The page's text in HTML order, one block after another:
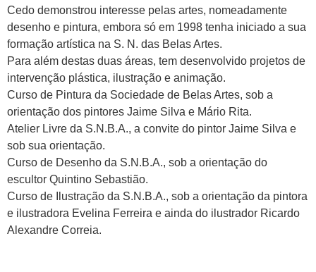
Cedo demonstrou interesse pelas artes, nomeadamente
desenho e pintura, embora só em 1998 tenha iniciado a sua
formação artística na S. N. das Belas Artes.
Para além destas duas áreas, tem desenvolvido projetos de
intervenção plástica, ilustração e animação.
Curso de Pintura da Sociedade de Belas Artes, sob a
orientação dos pintores Jaime Silva e Mário Rita.
Atelier Livre da S.N.B.A., a convite do pintor Jaime Silva e
sob sua orientação.
Curso de Desenho da S.N.B.A., sob a orientação do
escultor Quintino Sebastião.
Curso de Ilustração da S.N.B.A., sob a orientação da pintora
e ilustradora Evelina Ferreira e ainda do ilustrador Ricardo
Alexandre Correia.